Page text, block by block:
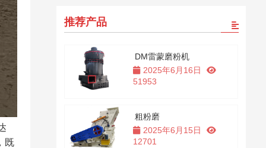
既
推荐产品
DM雷蒙磨粉机
2025年6月16日
51953
粗粉磨
2025年6月15日
12701